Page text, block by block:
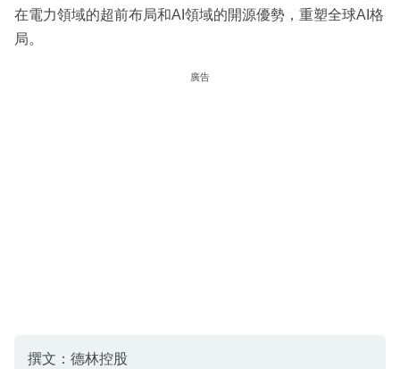
在電力領域的超前布局和AI領域的開源優勢，重塑全球AI格
局。
廣告
撰文：德林控股